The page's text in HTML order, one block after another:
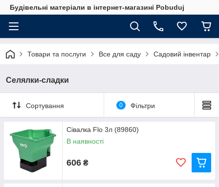
Будівельні матеріали в інтернет-магазині Pobuduj
Товари та послуги Все для саду Садовий інвентар
Селялки-сладки
Сортування 0 Фільтри
Сівалка Flo 3л (89860)
В наявності
606 ₴